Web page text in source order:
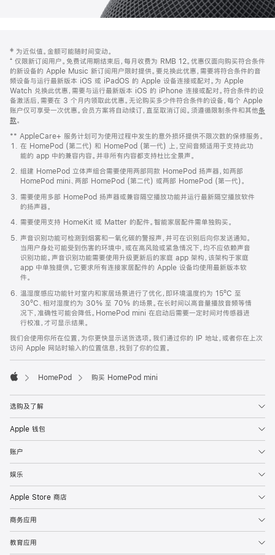
页
页
脚
注
‡ 为近似值。金额可能随时间变动。
⁺ 仅限新订阅用户。免费试用期结束后，每月收费为 RMB 12。优惠仅面向购买符合条件
的新设备的 Apple Music 新订阅用户限时提供。要兑换此优惠，需要将符合条件的音
频设备与运行最新版本 iOS 或 iPadOS 的 Apple 设备连接或配对。为 Apple
Watch 兑换此优惠，需要与运行最新版本 iOS 的 iPhone 连接或配对。符合条件的设
备激活后，需要在 3 个月内领取此优惠。无论购买多少件符合条件的设备，每个 Apple
账户仅可享受一次优惠。会员方案将自动续订，直至取消订阅。须遵循限制条件和其他条
款。
窗
口
中
打
开)
** AppleCare+ 服务计划可为使用过程中发生的意外损坏提供不限次数的保修服务。
在 HomePod (第二代) 和 HomePod (第一代) 上，空间音频适用于支持此功
能的 app 中的兼容内容。并非所有内容都支持杜比全景声。
组建 HomePod 立体声组合需要使用两部同款 HomePod 扬声器，如两部
HomePod mini、两部 HomePod (第二代) 或两部 HomePod (第一代)。
需要使用多部 HomePod 扬声器或兼容隔空播放功能并运行最新隔空播放软件
的扬声器。
需要使用支持 HomeKit 或 Matter 的配件。智能家居配件需单独购买。
声音识别功能可检测到烟雾和一氧化碳的警报声，并可在识别后向你发送通知。
当用户身处可能受到伤害的环境中，或在高风险或紧急情况下，均不应依赖声音
识别功能。声音识别功能需要使用升级更新后的家庭 app 架构，该架构于家庭
app 中单独提供。它要求所有连接家居配件的 Apple 设备均使用最新版本软
件。
温湿度感应功能针对室内和家居场景进行了优化，即环境温度约为 15ºC 至
30ºC、相对湿度约为 30% 至 70% 的场景。在长时间以高音量播放音频等情
况下，准确性可能会降低。HomePod mini 在启动后需要一定时间对传感器进
行校准，才可显示结果。
我们会使用你所在位置，为你更快显示送货选项。我们通过你的 IP 地址，或者你在上次
访问 Apple 网站时输入的位置信息，找到了你的位置。
HomePod 购买 HomePod mini
选购及了解
Apple 钱包
账户
娱乐
Apple Store 商店
商务应用
教育应用